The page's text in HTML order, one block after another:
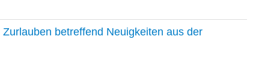
betreffend Neuigkeiten aus der